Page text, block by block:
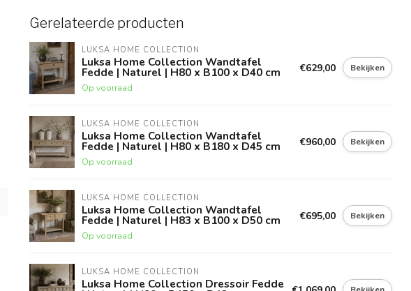
Gerelateerde producten
LUKSA HOME COLLECTION
Luksa Home Collection Wandtafel
Fedde | Naturel | H80 x B100 x D40 cm
Op voorraad
€629,00 Bekijken
LUKSA HOME COLLECTION
Luksa Home Collection Wandtafel
Fedde | Naturel | H80 x B180 x D45 cm
Op voorraad
€960,00 Bekijken
LUKSA HOME COLLECTION
Luksa Home Collection Wandtafel
Fedde | Naturel | H83 x B100 x D50 cm
Op voorraad
€695,00 Bekijken
LUKSA HOME COLLECTION
Luksa Home Collection Dressoir Fedde